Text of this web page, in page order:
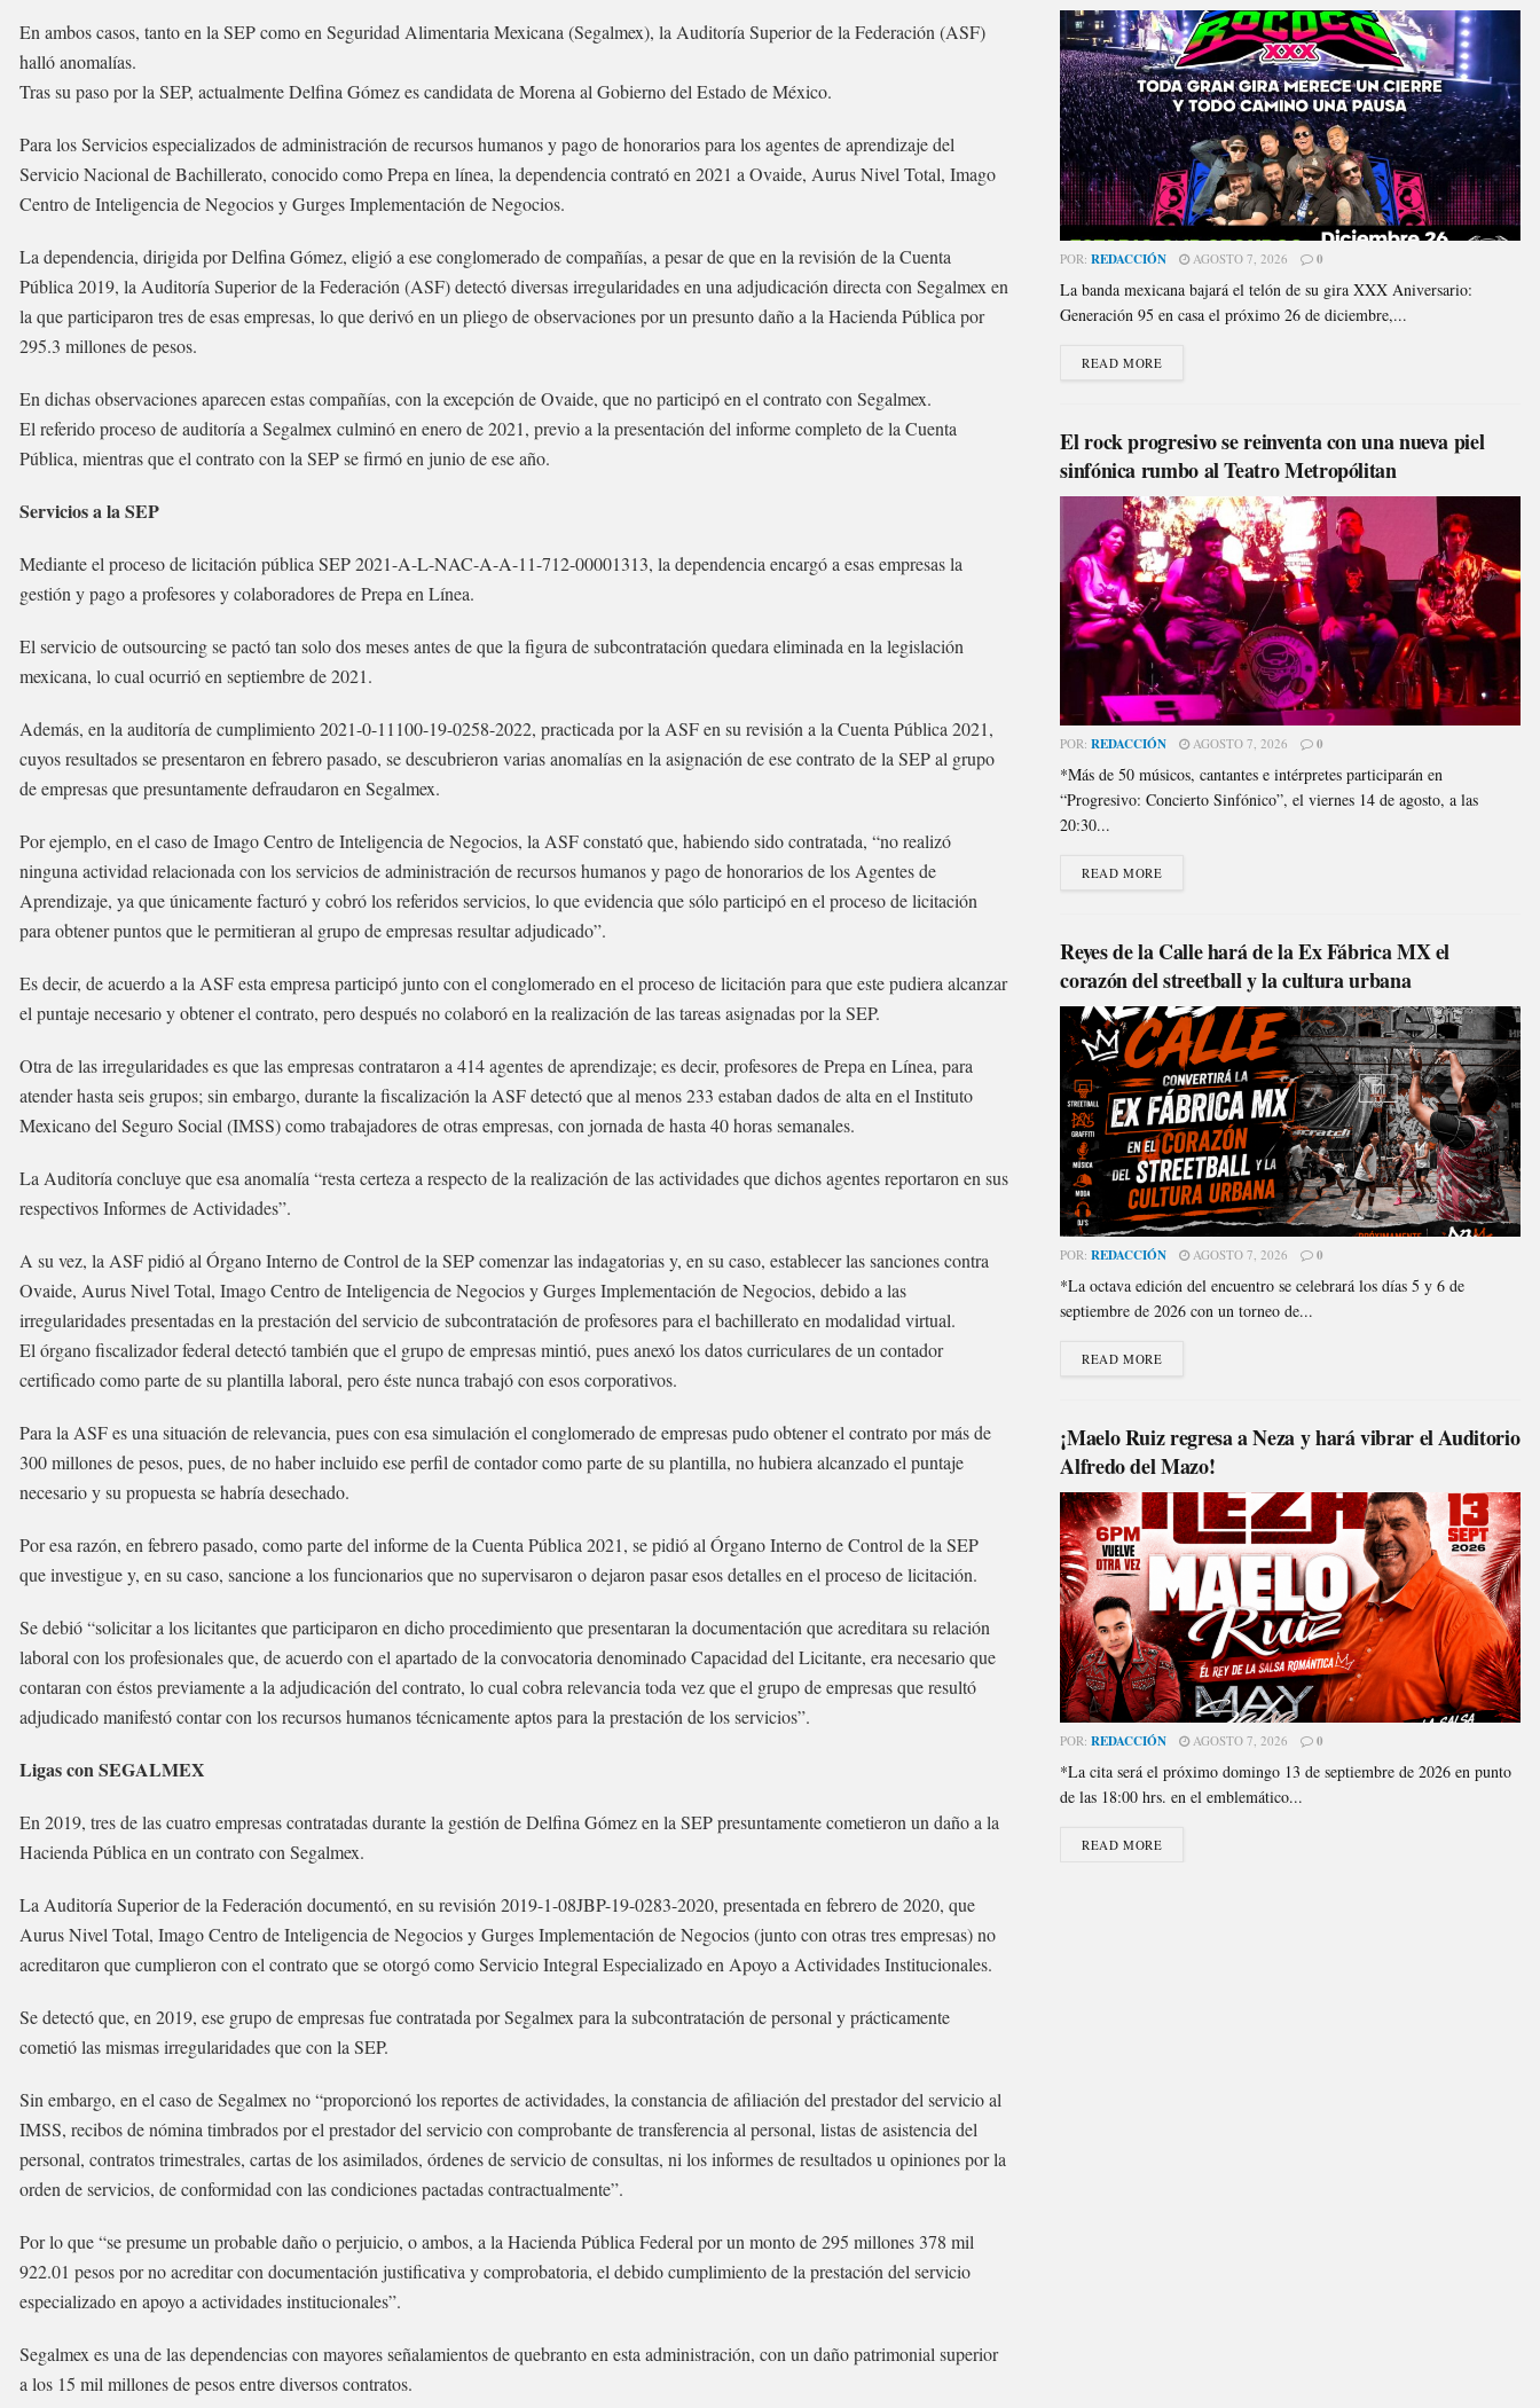
En ambos casos, tanto en la SEP como en Seguridad Alimentaria Mexicana (Segalmex), la Auditoría Superior de la Federación (ASF)
halló anomalías.
Tras su paso por la SEP, actualmente Delfina Gómez es candidata de Morena al Gobierno del Estado de México.
Para los Servicios especializados de administración de recursos humanos y pago de honorarios para los agentes de aprendizaje del
Servicio Nacional de Bachillerato, conocido como Prepa en línea, la dependencia contrató en 2021 a Ovaide, Aurus Nivel Total, Imago
Centro de Inteligencia de Negocios y Gurges Implementación de Negocios.
La dependencia, dirigida por Delfina Gómez, eligió a ese conglomerado de compañías, a pesar de que en la revisión de la Cuenta
Pública 2019, la Auditoría Superior de la Federación (ASF) detectó diversas irregularidades en una adjudicación directa con Segalmex en
la que participaron tres de esas empresas, lo que derivó en un pliego de observaciones por un presunto daño a la Hacienda Pública por
295.3 millones de pesos.
En dichas observaciones aparecen estas compañías, con la excepción de Ovaide, que no participó en el contrato con Segalmex.
El referido proceso de auditoría a Segalmex culminó en enero de 2021, previo a la presentación del informe completo de la Cuenta
Pública, mientras que el contrato con la SEP se firmó en junio de ese año.
Servicios a la SEP
Mediante el proceso de licitación pública SEP 2021-A-L-NAC-A-A-11-712-00001313, la dependencia encargó a esas empresas la
gestión y pago a profesores y colaboradores de Prepa en Línea.
El servicio de outsourcing se pactó tan solo dos meses antes de que la figura de subcontratación quedara eliminada en la legislación
mexicana, lo cual ocurrió en septiembre de 2021.
Además, en la auditoría de cumplimiento 2021-0-11100-19-0258-2022, practicada por la ASF en su revisión a la Cuenta Pública 2021,
cuyos resultados se presentaron en febrero pasado, se descubrieron varias anomalías en la asignación de ese contrato de la SEP al grupo
de empresas que presuntamente defraudaron en Segalmex.
Por ejemplo, en el caso de Imago Centro de Inteligencia de Negocios, la ASF constató que, habiendo sido contratada, “no realizó
ninguna actividad relacionada con los servicios de administración de recursos humanos y pago de honorarios de los Agentes de
Aprendizaje, ya que únicamente facturó y cobró los referidos servicios, lo que evidencia que sólo participó en el proceso de licitación
para obtener puntos que le permitieran al grupo de empresas resultar adjudicado”.
Es decir, de acuerdo a la ASF esta empresa participó junto con el conglomerado en el proceso de licitación para que este pudiera alcanzar
el puntaje necesario y obtener el contrato, pero después no colaboró en la realización de las tareas asignadas por la SEP.
Otra de las irregularidades es que las empresas contrataron a 414 agentes de aprendizaje; es decir, profesores de Prepa en Línea, para
atender hasta seis grupos; sin embargo, durante la fiscalización la ASF detectó que al menos 233 estaban dados de alta en el Instituto
Mexicano del Seguro Social (IMSS) como trabajadores de otras empresas, con jornada de hasta 40 horas semanales.
La Auditoría concluye que esa anomalía “resta certeza a respecto de la realización de las actividades que dichos agentes reportaron en sus
respectivos Informes de Actividades”.
A su vez, la ASF pidió al Órgano Interno de Control de la SEP comenzar las indagatorias y, en su caso, establecer las sanciones contra
Ovaide, Aurus Nivel Total, Imago Centro de Inteligencia de Negocios y Gurges Implementación de Negocios, debido a las
irregularidades presentadas en la prestación del servicio de subcontratación de profesores para el bachillerato en modalidad virtual.
El órgano fiscalizador federal detectó también que el grupo de empresas mintió, pues anexó los datos curriculares de un contador
certificado como parte de su plantilla laboral, pero éste nunca trabajó con esos corporativos.
Para la ASF es una situación de relevancia, pues con esa simulación el conglomerado de empresas pudo obtener el contrato por más de
300 millones de pesos, pues, de no haber incluido ese perfil de contador como parte de su plantilla, no hubiera alcanzado el puntaje
necesario y su propuesta se habría desechado.
Por esa razón, en febrero pasado, como parte del informe de la Cuenta Pública 2021, se pidió al Órgano Interno de Control de la SEP
que investigue y, en su caso, sancione a los funcionarios que no supervisaron o dejaron pasar esos detalles en el proceso de licitación.
Se debió “solicitar a los licitantes que participaron en dicho procedimiento que presentaran la documentación que acreditara su relación
laboral con los profesionales que, de acuerdo con el apartado de la convocatoria denominado Capacidad del Licitante, era necesario que
contaran con éstos previamente a la adjudicación del contrato, lo cual cobra relevancia toda vez que el grupo de empresas que resultó
adjudicado manifestó contar con los recursos humanos técnicamente aptos para la prestación de los servicios”.
Ligas con SEGALMEX
En 2019, tres de las cuatro empresas contratadas durante la gestión de Delfina Gómez en la SEP presuntamente cometieron un daño a la
Hacienda Pública en un contrato con Segalmex.
La Auditoría Superior de la Federación documentó, en su revisión 2019-1-08JBP-19-0283-2020, presentada en febrero de 2020, que
Aurus Nivel Total, Imago Centro de Inteligencia de Negocios y Gurges Implementación de Negocios (junto con otras tres empresas) no
acreditaron que cumplieron con el contrato que se otorgó como Servicio Integral Especializado en Apoyo a Actividades Institucionales.
Se detectó que, en 2019, ese grupo de empresas fue contratada por Segalmex para la subcontratación de personal y prácticamente
cometió las mismas irregularidades que con la SEP.
Sin embargo, en el caso de Segalmex no “proporcionó los reportes de actividades, la constancia de afiliación del prestador del servicio al
IMSS, recibos de nómina timbrados por el prestador del servicio con comprobante de transferencia al personal, listas de asistencia del
personal, contratos trimestrales, cartas de los asimilados, órdenes de servicio de consultas, ni los informes de resultados u opiniones por la
orden de servicios, de conformidad con las condiciones pactadas contractualmente”.
Por lo que “se presume un probable daño o perjuicio, o ambos, a la Hacienda Pública Federal por un monto de 295 millones 378 mil
922.01 pesos por no acreditar con documentación justificativa y comprobatoria, el debido cumplimiento de la prestación del servicio
especializado en apoyo a actividades institucionales”.
Segalmex es una de las dependencias con mayores señalamientos de quebranto en esta administración, con un daño patrimonial superior
a los 15 mil millones de pesos entre diversos contratos.
POR: REDACCIÓN AGOSTO 7, 2026 0
La banda mexicana bajará el telón de su gira XXX Aniversario:
Generación 95 en casa el próximo 26 de diciembre,...
READ MORE
El rock progresivo se reinventa con una nueva piel
sinfónica rumbo al Teatro Metropólitan
POR: REDACCIÓN AGOSTO 7, 2026 0
*Más de 50 músicos, cantantes e intérpretes participarán en
“Progresivo: Concierto Sinfónico”, el viernes 14 de agosto, a las
20:30...
READ MORE
Reyes de la Calle hará de la Ex Fábrica MX el
corazón del streetball y la cultura urbana
POR: REDACCIÓN AGOSTO 7, 2026 0
*La octava edición del encuentro se celebrará los días 5 y 6 de
septiembre de 2026 con un torneo de...
READ MORE
¡Maelo Ruiz regresa a Neza y hará vibrar el Auditorio
Alfredo del Mazo!
POR: REDACCIÓN AGOSTO 7, 2026 0
*La cita será el próximo domingo 13 de septiembre de 2026 en punto
de las 18:00 hrs. en el emblemático...
READ MORE